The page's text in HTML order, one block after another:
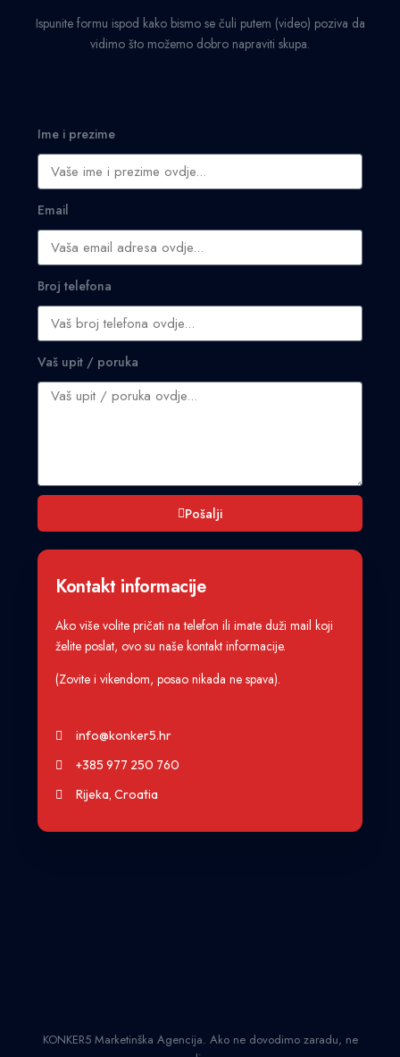
Ispunite formu ispod kako bismo se čuli putem (video) poziva da
vidimo što možemo dobro napraviti skupa.
Ime i prezime
Email
Broj telefona
Vaš upit / poruka
Pošalji
Kontakt informacije
Ako više volite pričati na telefon ili imate duži mail koji
želite poslat, ovo su naše kontakt informacije.
(Zovite i vikendom, posao nikada ne spava).
info@konker5.hr
+385 977 250 760
Rijeka, Croatia
KONKER5 Marketinška Agencija. Ako ne dovodimo zaradu, ne